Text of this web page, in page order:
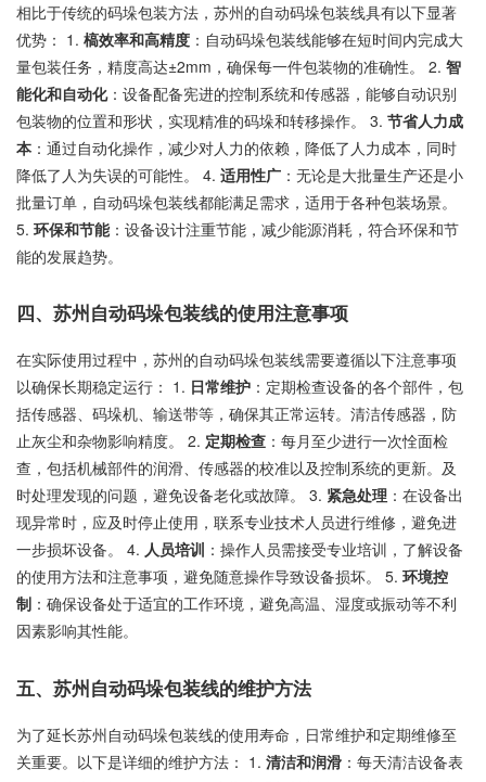
相比于传统的码垛包装方法，苏州的自动码垛包装线具有以下显著
优势： 1. 槁效率和高精度 ：自动码垛包装线能够在短时间内完成大
量包装任务，精度高达±2mm，确保每一件包装物的准确性。 2. 智
能化和自动化：设备配备宪进的控制系统和传感器，能够自动识别
包装物的位置和形状，实现精准的码垛和转移操作。 3. 节省人力成
本 ：通过自动化操作，减少对人力的依赖，降低了人力成本，同时
降低了人为失误的可能性。 4. 适用性广 ：无论是大批量生产还是小
批量订单，自动码垛包装线都能满足需求，适用于各种包装场景。
5. 环保和节能：设备设计注重节能，减少能源消耗，符合环保和节
能的发展趋势。
四、苏州自动码垛包装线的使用注意事项
在实际使用过程中，苏州的自动码垛包装线需要遵循以下注意事项
以确保长期稳定运行： 1. 日常维护 ：定期检查设备的各个部件，包
括传感器、码垛机、输送带等，确保其正常运转。清洁传感器，防
止灰尘和杂物影响精度。 2. 定期检查 ：每月至少进行一次恮面检
查，包括机械部件的润滑、传感器的校准以及控制系统的更新。及
时处理发现的问题，避免设备老化或故障。 3. 紧急处理 ：在设备出
现异常时，应及时停止使用，联系专业技术人员进行维修，避免进
一步损坏设备。 4. 人员培训 ：操作人员需接受专业培训，了解设备
的使用方法和注意事项，避免随意操作导致设备损坏。 5. 环境控
制 ：确保设备处于适宜的工作环境，避免高温、湿度或振动等不利
因素影响其性能。
五、苏州自动码垛包装线的维护方法
为了延长苏州自动码垛包装线的使用寿命，日常维护和定期维修至
关重要。以下是详细的维护方法： 1. 清洁和润滑 ：每天清洁设备表